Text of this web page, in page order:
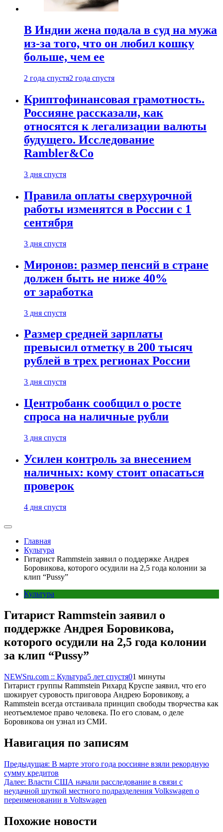
В Индии жена подала в суд на мужа
из-за того, что он любил кошку
больше, чем ее
2 года спустя2 года спустя
Криптофинансовая грамотность.
Россияне рассказали, как
относятся к легализации валюты
будущего. Исследование
Rambler&Co
3 дня спустя
Правила оплаты сверхурочной
работы изменятся в России с 1
сентября
3 дня спустя
Миронов: размер пенсий в стране
должен быть не ниже 40%
от заработка
3 дня спустя
Размер средней зарплаты
превысил отметку в 200 тысяч
рублей в трех регионах России
3 дня спустя
Центробанк сообщил о росте
спроса на наличные рубли
3 дня спустя
Усилен контроль за внесением
наличных: кому стоит опасаться
проверок
4 дня спустя
Главная
Культура
Гитарист Rammstein заявил о поддержке Андрея
Боровикова, которого осудили на 2,5 года колонии за
клип “Pussy”
Культура
Гитарист Rammstein заявил о
поддержке Андрея Боровикова,
которого осудили на 2,5 года колонии
за клип “Pussy”
NEWSru.com :: Культура5 лет спустя01 минуты
Гитарист группы Rammstein Рихард Круспе заявил, что его
шокирует суровость приговора Андрею Боровикову, а
Rammstein всегда отстаивала принцип свободы творчества как
неотъемлемое право человека. По его словам, о деле
Боровикова он узнал из СМИ.
Навигация по записям
Предыдущая: В марте этого года россияне взяли рекордную
сумму кредитов
Далее: Власти США начали расследование в связи с
неудачной шуткой местного подразделения Volkswagen о
переименовании в Voltswagen
Похожие новости